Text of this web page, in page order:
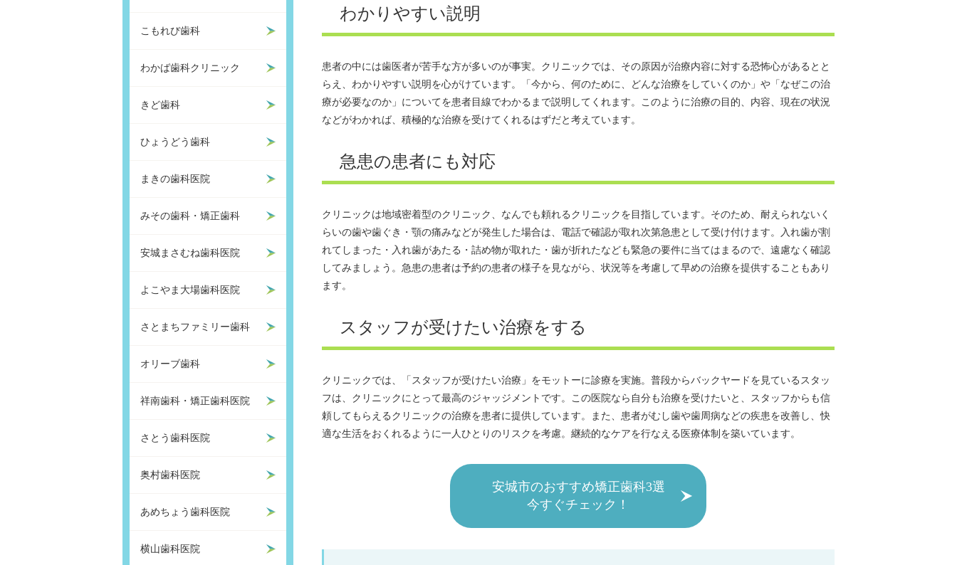
わかりやすい説明
患者の中には歯医者が苦手な方が多いのが事実。クリニックでは、その原因が治療内容に対する恐怖心があるとと
らえ、わかりやすい説明を心がけています。「今から、何のために、どんな治療をしていくのか」や「なぜこの治
療が必要なのか」についてを患者目線でわかるまで説明してくれます。このように治療の目的、内容、現在の状況
などがわかれば、積極的な治療を受けてくれるはずだと考えています。
急患の患者にも対応
クリニックは地域密着型のクリニック、なんでも頼れるクリニックを目指しています。そのため、耐えられないく
らいの歯や歯ぐき・顎の痛みなどが発生した場合は、電話で確認が取れ次第急患として受け付けます。入れ歯が割
れてしまった・入れ歯があたる・詰め物が取れた・歯が折れたなども緊急の要件に当てはまるので、遠慮なく確認
してみましょう。急患の患者は予約の患者の様子を見ながら、状況等を考慮して早めの治療を提供することもあり
ます。
スタッフが受けたい治療をする
クリニックでは、「スタッフが受けたい治療」をモットーに診療を実施。普段からバックヤードを見ているスタッ
フは、クリニックにとって最高のジャッジメントです。この医院なら自分も治療を受けたいと、スタッフからも信
頼してもらえるクリニックの治療を患者に提供しています。また、患者がむし歯や歯周病などの疾患を改善し、快
適な生活をおくれるように一人ひとりのリスクを考慮。継続的なケアを行なえる医療体制を築いています。
安城市のおすすめ矯正歯科3選
今すぐチェック！
こもれび歯科
わかば歯科クリニック
きど歯科
ひょうどう歯科
まきの歯科医院
みその歯科・矯正歯科
安城まさむね歯科医院
よこやま大場歯科医院
さとまちファミリー歯科
オリーブ歯科
祥南歯科・矯正歯科医院
さとう歯科医院
奥村歯科医院
あめちょう歯科医院
横山歯科医院